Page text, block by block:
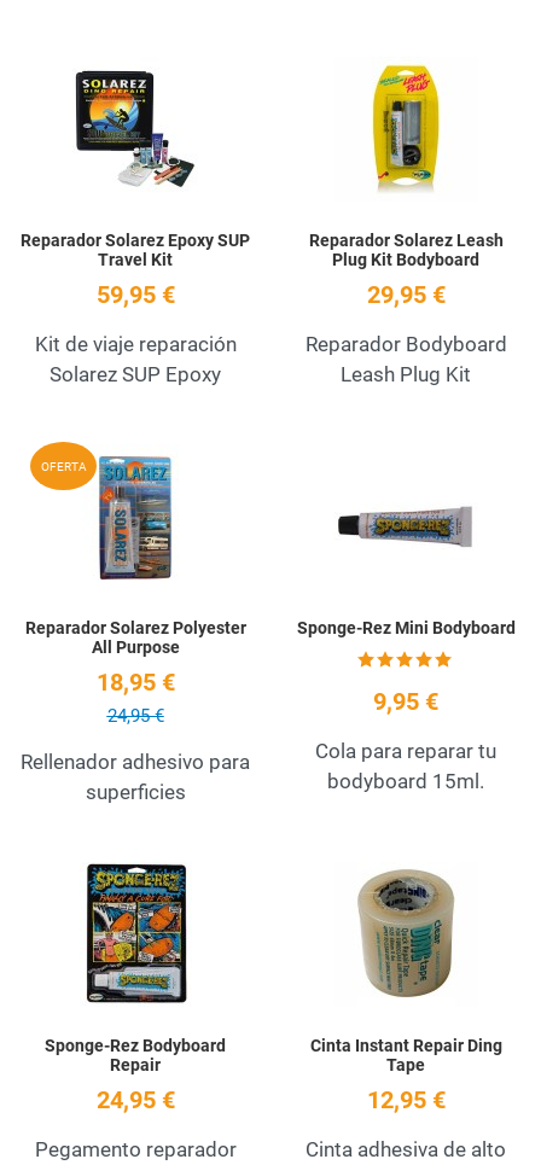
Add to Wishlist
Reparador Solarez Epoxy SUP
Travel Kit
59,95 €
Kit de viaje reparación
Solarez SUP Epoxy
Reparador Solarez Leash
Plug Kit Bodyboard
29,95 €
Reparador Bodyboard
Leash Plug Kit
OFERTA
Reparador Solarez Polyester
All Purpose
18,95 €
24,95 €
Rellenador adhesivo para
superficies
Sponge-Rez Mini Bodyboard
9,95 €
Cola para reparar tu
bodyboard 15ml.
Add to Wishlist
Sponge-Rez Bodyboard
Repair
24,95 €
Pegamento reparador
Cinta Instant Repair Ding
Tape
12,95 €
Cinta adhesiva de alto